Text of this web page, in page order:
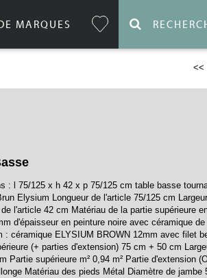
MARQUES
<<
: l 75/125 x h 42 x p 75/125 cm table basse
Elysium Longueur de l'article 75/125 cm
l'article 42 cm Matériau de la partie supérieure
d'épaisseur en peinture noire avec céramique de
: céramique ELYSIUM BROWN 12mm avec filet
(+ parties d'extension) 75 cm + 50 cm
Partie supérieure m² 0,94 m² Partie d'extension
Matériau des pieds Métal Diamètre de jambe